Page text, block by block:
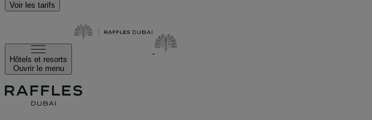
Voir les tarifs
Hôtels et resorts
Ouvrir le menu